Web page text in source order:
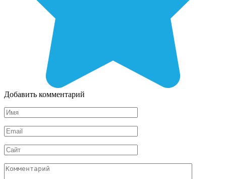
Добавить комментарий
Имя
*
Email
*
Сайт
Комментарий